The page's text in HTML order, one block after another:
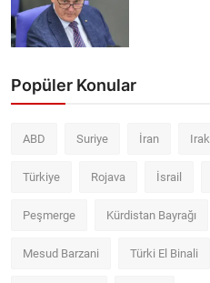
Popüler Konular
ABD Suriye İran Irak
Türkiye Rojava İsrail
Peşmerge Kürdistan Bayrağı
Mesud Barzani Türki El Binali